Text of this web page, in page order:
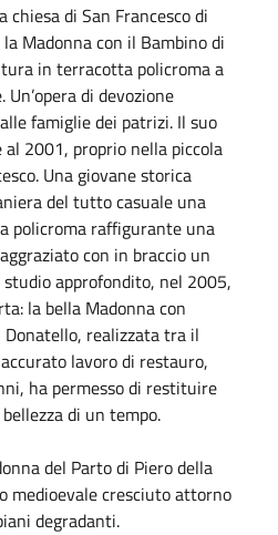
chiesa di San Francesco di
Madonna con il Bambino di
in terracotta policroma a
di devozione
famiglie dei patrizi. Il suo
2001, proprio nella piccola
Una giovane storica
del tutto casuale una
policroma raffigurante una
con in braccio un
studio approfondito, nel 2005,
la bella Madonna con
Donatello, realizzata tra il
lavoro di restauro,
ha permesso di restituire
di un tempo.
del Parto di Piero della
medioevale cresciuto attorno
degradanti.